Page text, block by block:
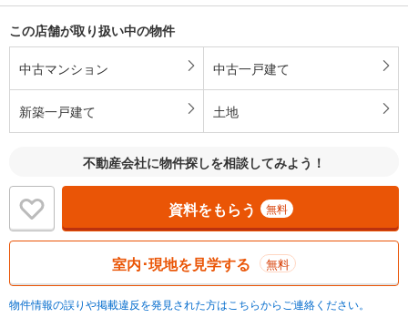
この店舗が取り扱い中の物件
中古マンション 中古一戸建て
新築一戸建て 土地
不動産会社に物件探しを相談してみよう！
資料をもらう 無料
室内･現地を見学する 無料
物件情報の誤りや掲載違反を発見された方はこちらからご連絡ください。